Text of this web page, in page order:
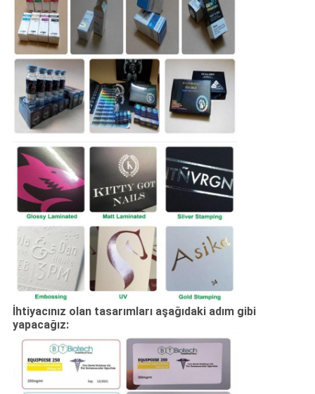
İhtiyacınız olan tasarımları aşağıdaki adım gibi
yapacağız: